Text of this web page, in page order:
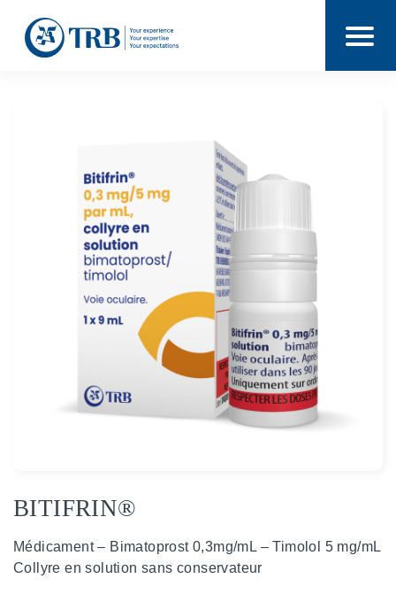
BITIFRIN®
Médicament – Bimatoprost 0,3mg/mL – Timolol 5 mg/mL
Collyre en solution sans conservateur